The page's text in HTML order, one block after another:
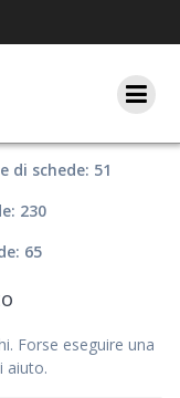
di schede: 51
230
65
Forse eseguire una
aiuto.